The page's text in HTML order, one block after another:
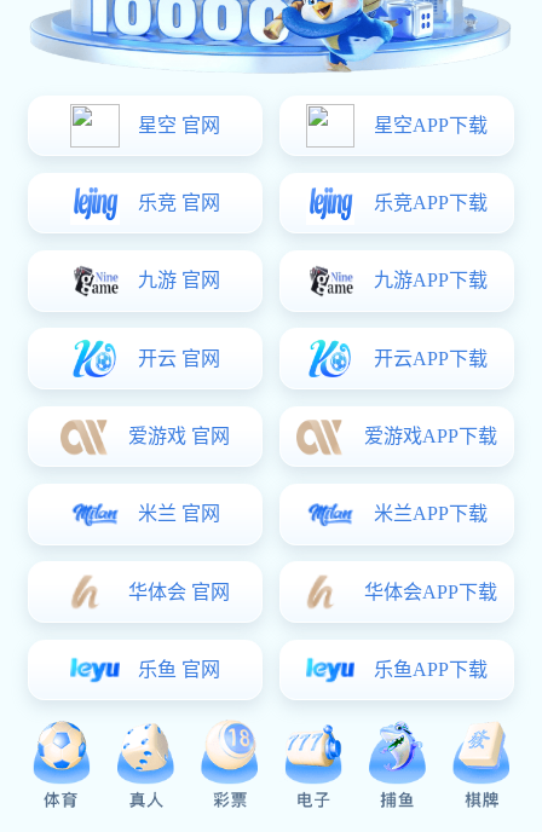
集团网站建设 品牌网站建设 响应式网站建设
搜索引擎外包 关键词优化
您的网站是不是有这些困扰
xk星空体育 不仅仅注重网站的展示效果，更是注重企业
产品、用户需求，为合作伙伴提供从网站策划到后期网
站运营推广一条龙服务
用了很多年的网站，才发现域